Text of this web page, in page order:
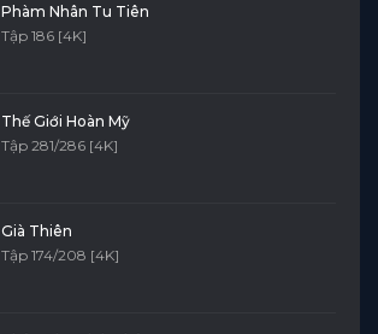
Phàm Nhân Tu Tiên
Tập 186 [4K]
Thế Giới Hoàn Mỹ
Tập 281/286 [4K]
Già Thiên
Tập 174/208 [4K]